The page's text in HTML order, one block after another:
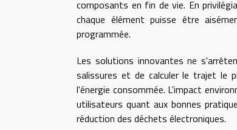
composants en fin de vie. En
chaque élément puisse être
programmée.
Les solutions innovantes ne
salissures et de calculer le trajet le
l'énergie consommée. L'impact
utilisateurs quant aux bonnes
réduction des déchets électroniques.